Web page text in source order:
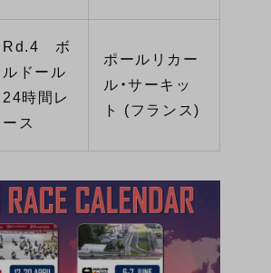
Rd.4 ボ
ルドール
24時間レ
ース
ポールリカー
ル・サーキッ
ト (フランス)